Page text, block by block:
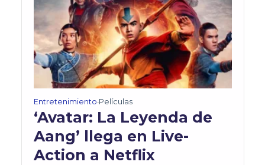
Entretenimiento•Películas
‘Avatar: La Leyenda de
Aang’ llega en Live-
Action a Netflix